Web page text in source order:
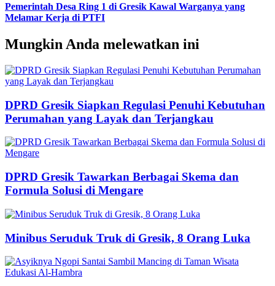
Pemerintah Desa Ring 1 di Gresik Kawal Warganya yang
Melamar Kerja di PTFI
Mungkin Anda melewatkan ini
DPRD Gresik Siapkan Regulasi Penuhi Kebutuhan
Perumahan yang Layak dan Terjangkau
DPRD Gresik Tawarkan Berbagai Skema dan
Formula Solusi di Mengare
Minibus Seruduk Truk di Gresik, 8 Orang Luka